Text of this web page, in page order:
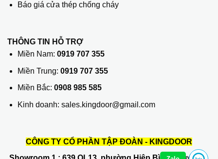
Báo giá cửa thép chống cháy
THÔNG TIN HỖ TRỢ
Miền Nam: 0919 707 355
Miền Trung: 0919 707 355
Miền Bắc: 0908 985 585
Kinh doanh: sales.kingdoor@gmail.com
CÔNG TY CỔ PHẦN TẬP ĐOÀN - KINGDOOR